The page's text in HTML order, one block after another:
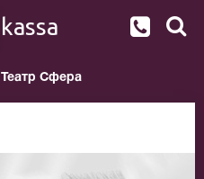
kassa
Театр Сфера